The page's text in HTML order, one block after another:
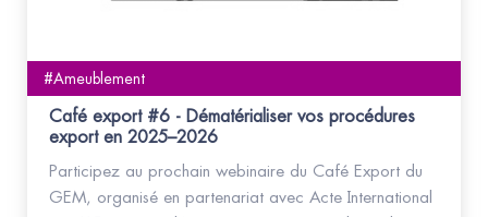
#Ameublement
Café export #6 - Dématérialiser vos procédures
export en 2025–2026
Participez au prochain webinaire du Café Export du
GEM, organisé en partenariat avec Acte International